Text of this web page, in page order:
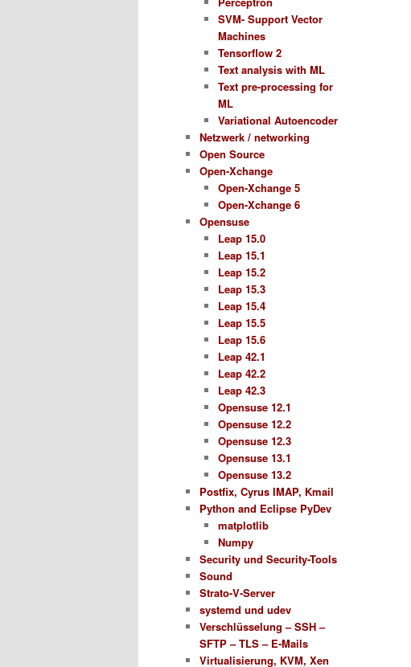
SVM- Support Vector
Machines
Tensorflow 2
Text analysis with ML
Text pre-processing for
ML
Variational Autoencoder
Netzwerk / networking
Open Source
Open-Xchange
Open-Xchange 5
Open-Xchange 6
Opensuse
Leap 15.0
Leap 15.1
Leap 15.2
Leap 15.3
Leap 15.4
Leap 15.5
Leap 15.6
Leap 42.1
Leap 42.2
Leap 42.3
Opensuse 12.1
Opensuse 12.2
Opensuse 12.3
Opensuse 13.1
Opensuse 13.2
Postfix, Cyrus IMAP, Kmail
Python and Eclipse PyDev
matplotlib
Numpy
Security und Security-Tools
Sound
Strato-V-Server
systemd und udev
Verschlüsselung – SSH –
SFTP – TLS – E-Mails
Virtualisierung, KVM, Xen